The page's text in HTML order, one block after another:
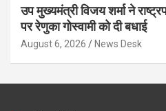
उप मुख्यमंत्री विजय शर्मा ने
पर रेणुका गोस्वामी को दी बधाई
August 6, 2026 News Desk